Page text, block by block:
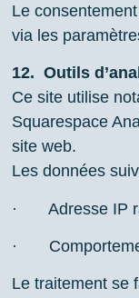
Le
via les
12. Outils
Ce site utilise
Squarespace
site web.
Les données
· Adresse IP
·
Le traitement se